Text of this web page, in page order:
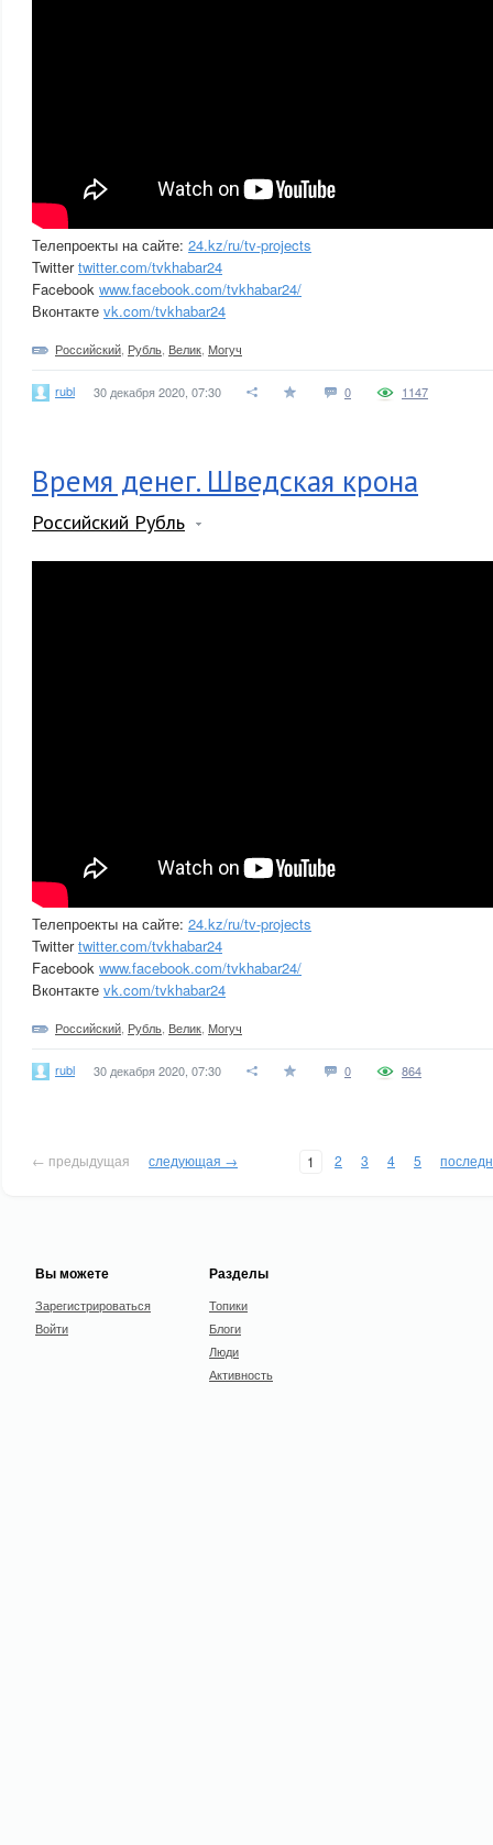
Телепроекты на сайте: 24.kz/ru/tv-projects
Twittertwitter.com/tvkhabar24
Facebook www.facebook.com/tvkhabar24/
Вконтакте vk.com/tvkhabar24
Российский Рубль Велик Могуч
rubl 30 декабря 2020, 07:30 0 1147
Время денег. Шведская крона
Российский Рубль
Телепроекты на сайте: 24.kz/ru/tv-projects
Twittertwitter.com/tvkhabar24
Facebook www.facebook.com/tvkhabar24/
Вконтакте vk.com/tvkhabar24
Российский Рубль Велик Могуч
rubl 30 декабря 2020, 07:30 0 864
← предыдущая следующая → 1 2 3 4 5
Вы можете
Зарегистрироваться
Войти
Разделы
Топики
Блоги
Люди
Активность